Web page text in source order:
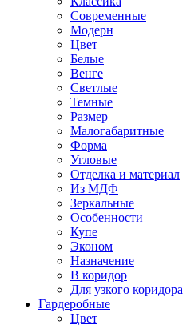
Современные
Модерн
Цвет
Белые
Венге
Светлые
Темные
Размер
Малогабаритные
Форма
Угловые
Отделка и материал
Из МДФ
Зеркальные
Особенности
Купе
Эконом
Назначение
В коридор
Для узкого коридора
Гардеробные
Цвет